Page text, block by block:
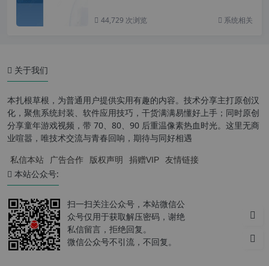
44,729 次浏览 系统相关
关于我们
本扎根草根，为普通用户提供实用有趣的内容。技术分享主打原创汉
化，聚焦系统封装、软件应用技巧，干货满满易懂好上手；同时原创
分享童年游戏视频，带 70、80、90 后重温像素热血时光。这里无商
业喧嚣，唯技术交流与青春回响，期待与同好相遇
私信本站 广告合作 版权声明 捐赠VIP 友情链接
本站公众号:
扫一扫关注公众号，本站微信公
众号仅用于获取解压密码，谢绝
私信留言，拒绝回复。
微信公众号不引流，不回复。